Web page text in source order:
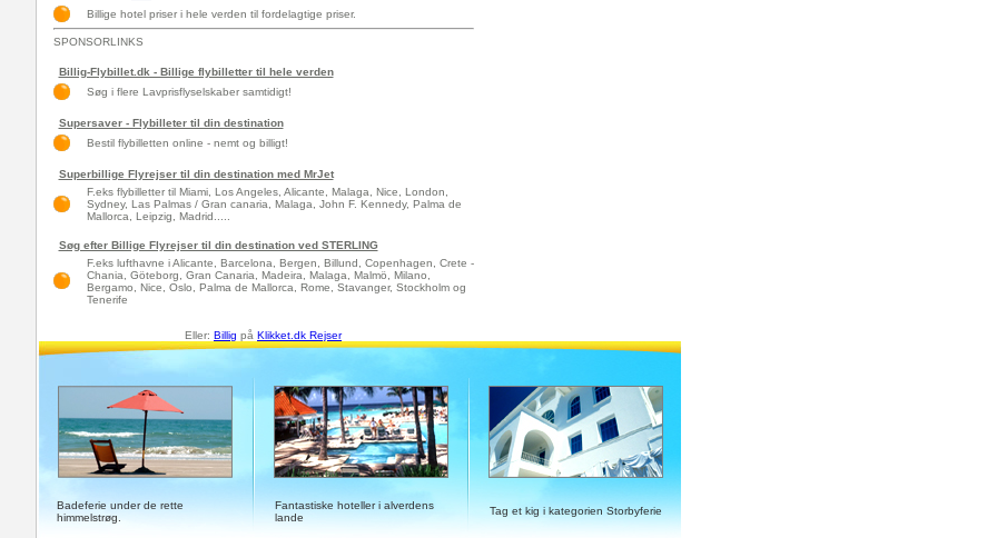
Billige hotel priser i hele verden til fordelagtige priser.
SPONSORLINKS
Billig-Flybillet.dk - Billige flybilletter til hele verden
Søg i flere Lavprisflyselskaber samtidigt!
Supersaver - Flybilleter til din destination
Bestil flybilletten online - nemt og billigt!
Superbillige Flyrejser til din destination med MrJet
F.eks flybilletter til Miami, Los Angeles, Alicante, Malaga, Nice, London,
Sydney, Las Palmas / Gran canaria, Malaga, John F. Kennedy, Palma de
Mallorca, Leipzig, Madrid.....
Søg efter Billige Flyrejser til din destination ved STERLING
F.eks lufthavne i Alicante, Barcelona, Bergen, Billund, Copenhagen, Crete -
Chania, Göteborg, Gran Canaria, Madeira, Malaga, Malmö, Milano,
Bergamo, Nice, Oslo, Palma de Mallorca, Rome, Stavanger, Stockholm og
Tenerife
Eller: Billig på Klikket.dk Rejser
Badeferie under de rette
himmelstrøg.
Fantastiske hoteller i alverdens
lande
Tag et kig i kategorien Storbyferie